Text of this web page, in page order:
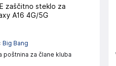
zaščitno steklo za
A16 4G/5G
Big Bang
poštnina za člane kluba